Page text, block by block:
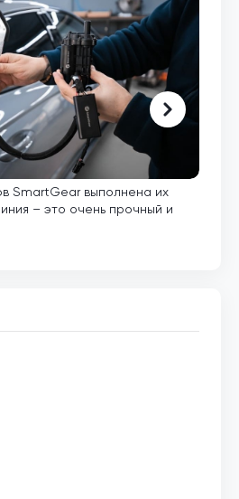
SmartGear выполнена их
– это очень прочный и